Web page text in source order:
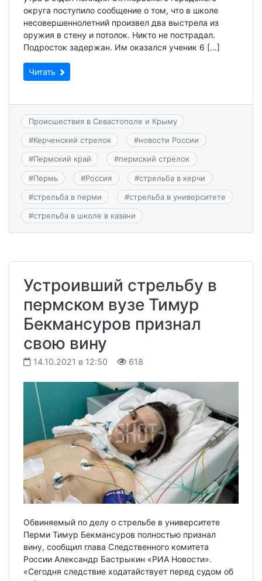
округа поступило сообщение о том, что в школе
несовершеннолетний произвел два выстрела из
оружия в стену и потолок. Никто не пострадал.
Подросток задержан. Им оказался ученик 6 […]
Читать
Происшествия в Севастополе и Крыму
#Керченский стрелок #новости России
#Пермский край #пермский стрелок
#Пермь #Россия #стрельба в керчи
#стрельба в перми #стрельба в университете
#стрельба в школе в казани
Устроивший стрельбу в
пермском вузе Тимур
Бекмансуров признал
свою вину
14.10.2021 в 12:50 618
Обвиняемый по делу о стрельбе в университете
Перми Тимур Бекмансуров полностью признал
вину, сообщил глава Следственного комитета
России Александр Бастрыкин «РИА Новости».
«Сегодня следствие ходатайствует перед судом об